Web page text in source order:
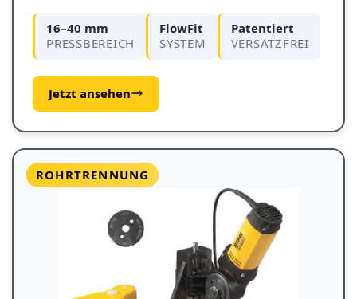
16–40 mm
PRESSBEREICH
FlowFit
SYSTEM
Patentiert
VERSATZFREI
Jetzt ansehen
ROHRTRENNUNG